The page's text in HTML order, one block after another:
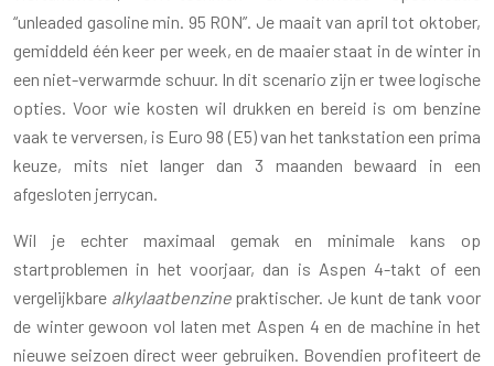
“unleaded gasoline min. 95 RON”. Je maait van april tot oktober,
gemiddeld één keer per week, en de maaier staat in de winter in
een niet-verwarmde schuur. In dit scenario zijn er twee logische
opties. Voor wie kosten wil drukken en bereid is om benzine
vaak te verversen, is Euro 98 (E5) van het tankstation een prima
keuze, mits niet langer dan 3 maanden bewaard in een
afgesloten jerrycan.
Wil je echter maximaal gemak en minimale kans op
startproblemen in het voorjaar, dan is Aspen 4-takt of een
vergelijkbare alkylaatbenzinepraktischer. Je kunt de tank voor
de winter gewoon vol laten met Aspen 4 en de machine in het
nieuwe seizoen direct weer gebruiken. Bovendien profiteert de